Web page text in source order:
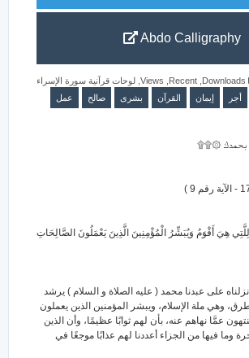
Abdo Calligraphy
Downloads
,
Recent
,
Views
, لوحات قرآنية سورة الإسراء
أجر إيمان القرآن بشرى صالح عمل
بحمدك ۞۩۩
هِيَ أَقْوَمُ وَيُبَشِّرُ الْمُؤْمِنِينَ الَّذِينَ يَعْمَلُونَ الصَّالِحَاتِ
على عبدنا محمد ( عليه الصلاة و السلام ) يرشد
وهي ملة الإسلام، ويبشر المؤمنين الذين يعملون
عمَّا نهاهم عنه، بأن لهم ثوابًا عظيمًا، وأن الذين
وما فيها من الجزاء أعددنا لهم عذابًا موجعًا في